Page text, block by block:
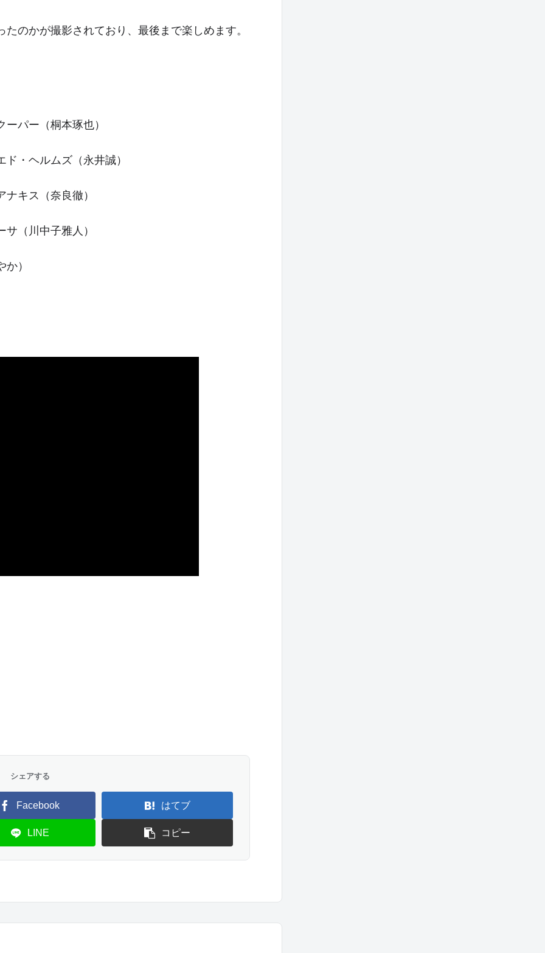
のかが撮影されており、最後まで楽しめます。
パー（桐本琢也）
・ヘルムズ（永井誠）
キス（奈良徹）
（川中子雅人）
）
シェアする
Facebook はてブ
LINE コピー